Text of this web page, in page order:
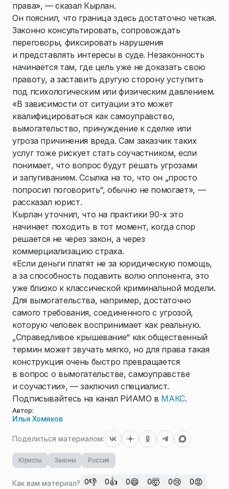
права», — сказал Кырлан.
Он пояснил, что граница здесь достаточно четкая.
Законно консультировать, сопровождать
переговоры, фиксировать нарушения
и представлять интересы в суде. Незаконность
начинается там, где цель уже не доказать свою
правоту, а заставить другую сторону уступить
под психологическим или физическим давлением.
«В зависимости от ситуации это может
квалифицироваться как самоуправство,
вымогательство, принуждение к сделке или
угроза причинения вреда. Сам заказчик таких
услуг тоже рискует стать соучастником, если
понимает, что вопрос будут решать угрозами
и запугиванием. Ссылка на то, что он „просто
попросил поговорить“, обычно не помогает», —
рассказал юрист.
Кырлан уточнил, что на практики 90-х это
начинает походить в тот момент, когда спор
решается не через закон, а через
коммерциализацию страха.
«Если деньги платят не за юридическую помощь,
а за способность подавить волю оппонента, это
уже близко к классической криминальной модели.
Для вымогательства, например, достаточно
самого требования, соединенного с угрозой,
которую человек воспринимает как реальную.
„Справедливое крышевание“ как общественный
термин может звучать мягко, но для права такая
конструкция очень быстро превращается
в вопрос о вымогательстве, самоуправстве
и соучастии», — заключил специалист.
Подписывайтесь на канал РИАМО в МАКС.
Автор:
Илья Хомяков
Поделиться материалом:
Юристы Законы Россия
Как вам материал? 0👎 0👍 0😄 0🤯 0😢 0😡